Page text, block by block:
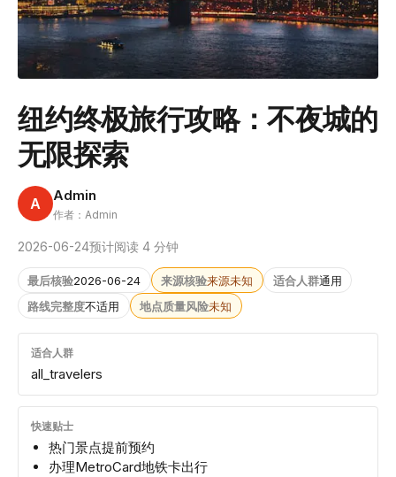
纽约终极旅行攻略：不夜城的
无限探索
A Admin
作者：Admin
2026-06-24预计阅读 4 分钟
最后核验2026-06-24 来源核验来源未知 适合人群通用
路线完整度不适用 地点质量风险未知
适合人群
all_travelers
快速贴士
热门景点提前预约
办理MetroCard地铁卡出行